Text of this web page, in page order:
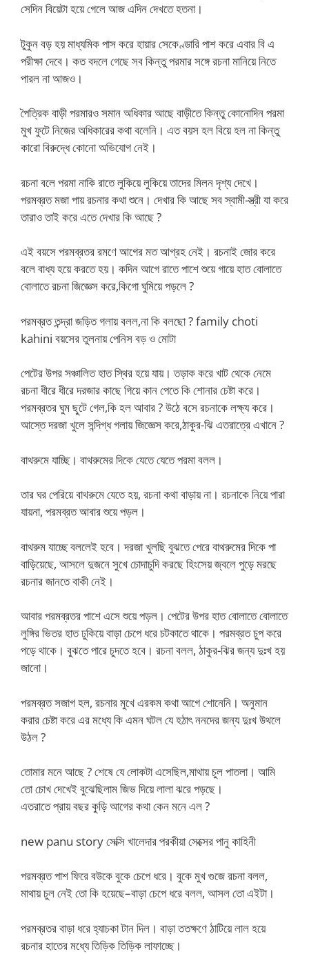
সেদিন বিয়েটা হয়ে গেলে আজ এদিন দেখতে হতনা।
টুকুন বড় হয় মাধ্যমিক পাস করে হায়ার সেকেণ্ডারি পাশ করে এবার বি এ
পরীক্ষা দেবে। কত বদলে গেছে সব কিন্তু পরমার সঙ্গে রচনা মানিয়ে নিতে
পারল না আজও।
পৈত্রিক বাড়ী পরমারও সমান অধিকার আছে বাড়ীতে কিন্তু কোনোদিন পরমা
মুখ ফুটে নিজের অধিকারের কথা বলেনি। এত বয়স হল বিয়ে হল না কিন্তু
কারো বিরুদ্ধে কোনো অভিযোগ নেই।
রচনা বলে পরমা নাকি রাতে লুকিয়ে লুকিয়ে তাদের মিলন দৃশ্য দেখে।
পরমব্রত মজা পায় রচনার কথা শুনে। দেখার কি আছে সব স্বামী-স্ত্রী যা করে
তারাও তাই করে এতে দেখার কি আছে ?
এই বয়সে পরমব্রতর রমণে আগের মত আগ্রহ নেই। রচনাই জোর করে
বলে বাধ্য হয়ে করতে হয়। কদিন আগে রাতে পাশে শুয়ে গায়ে হাত বোলাতে
বোলাতে রচনা জিজ্ঞেস করে,কিগো ঘুমিয়ে পড়লে ?
পরমব্রত তন্দ্রা জড়িত গলায় বলল,না কি বলছো ? family choti
kahini বয়সের তুলনায় পেনিস বড় ও মোটা
পেটের উপর সঞ্চালিত হাত স্থির হয়ে যায়। তড়াক করে খাট থেকে নেমে
রচনা ধীরে ধীরে দরজার কাছে গিয়ে কান পেতে কি শোনার চেষ্টা করে।
পরমব্রতর ঘুম ছুটে গেল,কি হল আবার ? উঠে বসে রচনাকে লক্ষ্য করে।
আস্তে দরজা খুলে সন্দিগ্ধ গলায় জিজ্ঞেস করে,ঠাকুর-ঝি এতরাত্রে এখানে ?
বাথরুমে যাচ্ছি। বাথরুমের দিকে যেতে যেতে পরমা বলল।
তার ঘর পেরিয়ে বাথরুমে যেতে হয়, রচনা কথা বাড়ায় না। রচনাকে নিয়ে পারা
যায়না, পরমব্রত আবার শুয়ে পড়ল।
বাথরুম যাচ্ছে বললেই হবে। দরজা খুলছি বুঝতে পেরে বাথরুমের দিকে পা
বাড়িয়েছে, আসলে দুজনে সুখে চোদাচুদি করছে হিংসেয় জ্বলে পুড়ে মরছে
রচনার জানতে বাকী নেই।
আবার পরমব্রতর পাশে এসে শুয়ে পড়ল। পেটের উপর হাত বোলাতে বোলাতে
লুঙ্গির ভিতর হাত ঢুকিয়ে বাড়া চেপে ধরে চটকাতে থাকে। পরমব্রত চুপ করে
পড়ে থাকে। বুঝতে পারে চুদতে হবে। রচনা বলল, ঠাকুর-ঝির জন্য দুঃখ হয়
জানো।
পরমব্রত সজাগ হল, রচনার মুখে এরকম কথা আগে শোনেনি। অনুমান
করার চেষ্টা করে এর মধ্যে কি এমন ঘটল যে হঠাৎ ননদের জন্য দুঃখ উথলে
উঠল ?
তোমার মনে আছে ? শেষে যে লোকটা এসেছিল,মাথায় চুল পাতলা। আমি
তো চোখ দেখেই বুঝেছিলাম জিভ দিয়ে লালা ঝরে পড়ছে।
এতরাতে প্রায় বছর কুড়ি আগের কথা কেন মনে এল ?
new panu story সেক্সি খালেদার পরকীয়া সেক্সের পানু কাহিনী
পরমব্রত পাশ ফিরে বউকে বুকে চেপে ধরে। বুকে মুখ গুজে রচনা বলল,
মাথায় চুল নেই তো কি হয়েছে–বাড়া চেপে ধরে বলল, আসল তো এইটা।
পরমব্রতর বাড়া ধরে হ্যাচকা টান দিল। বাড়া ততক্ষণে ঠাটিয়ে লাল হয়ে
রচনার হাতের মধ্যে তিড়িক তিড়িক লাফাচ্ছে।